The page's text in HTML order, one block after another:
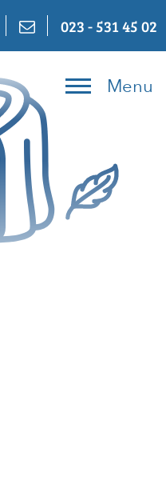
023 - 531 45 02
Menu